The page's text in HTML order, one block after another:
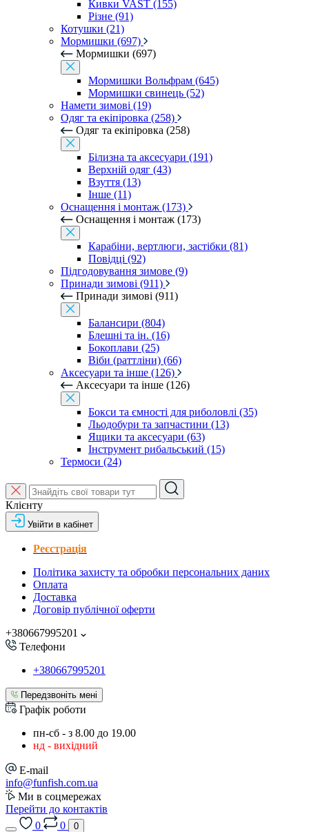
Кивки VAST (155)
Різне (91)
Котушки (21)
Мормишки (697)
Мормишки (697)
Мормишки Вольфрам (645)
Мормишки свинець (52)
Намети зимові (19)
Одяг та екіпіровка (258)
Одяг та екіпіровка (258)
Білизна та аксесуари (191)
Верхній одяг (43)
Взуття (13)
Інше (11)
Оснащення і монтаж (173)
Оснащення і монтаж (173)
Карабіни, вертлюги, застібки (81)
Повідці (92)
Підгодовування зимове (9)
Принади зимові (911)
Принади зимові (911)
Балансири (804)
Блешні та ін. (16)
Бокоплави (25)
Віби (раттліни) (66)
Аксесуари та інше (126)
Аксесуари та інше (126)
Бокси та ємності для риболовлі (35)
Льодобури та запчастини (13)
Ящики та аксесуари (63)
Інструмент рибальський (15)
Термоси (24)
Клієнту
Увійти в кабінет
Реєстрація
Політика захисту та обробки персональних даних
Оплата
Доставка
Договір публічної оферти
+380667995201
Телефони
+380667995201
Передзвоніть мені
Графік роботи
пн-сб - з 8.00 до 19.00
нд - вихідний
E-mail
info@funfish.com.ua
Ми в соцмережах
Перейти до контактів
0
0 0